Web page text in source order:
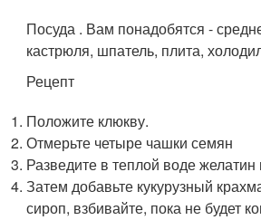
Посуда . Вам понадобятся -
кастрюля, шпатель, плита,
Рецепт
Положите клюкву.
Отмерьте четыре чашки семян
Разведите в теплой воде желатин
Затем добавьте кукурузный
сироп, взбивайте, пока не будет